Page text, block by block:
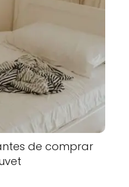
de comprar